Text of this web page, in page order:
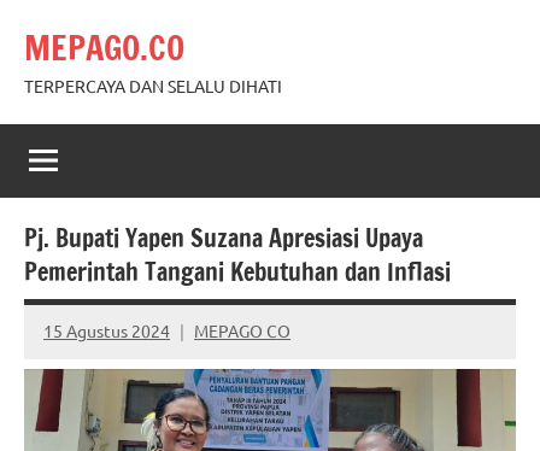
content
MEPAGO.CO
TERPERCAYA DAN SELALU DIHATI
Pj. Bupati Yapen Suzana Apresiasi Upaya
Pemerintah Tangani Kebutuhan dan Inflasi
15 Agustus 2024 MEPAGO CO
No
comments